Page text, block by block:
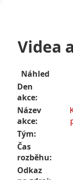
Videa
Náhled
Den
akce:
Název
akce:
Tým:
Čas
rozběhu:
Odkaz